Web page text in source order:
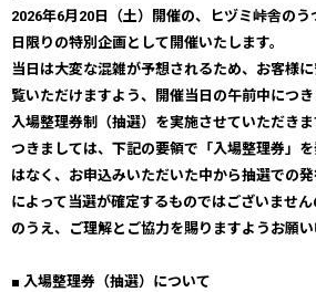
2026年6月20日（土）開催の、ヒヅミ峠舎の
日限りの特別企画として開催いたします。
当日は大変な混雑が予想されるため、お客様
覧いただけますよう、開催当日の午前中につ
入場整理券制（抽選）を実施させていただきま
つきましては、下記の要領で「入場整理券」
はなく、お申込みいただいた中から抽選での
によって当選が確定するものではございませ
のうえ、ご理解とご協力を賜りますようお願い
■ 入場整理券（抽選）について